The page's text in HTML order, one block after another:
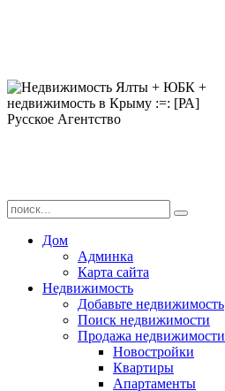
Дом
Админка
Карта сайта
Недвижимость
Добавьте недвижимость
Поиск недвижимости
Продажа недвижимости
Новостройки
Квартиры
Апартаменты